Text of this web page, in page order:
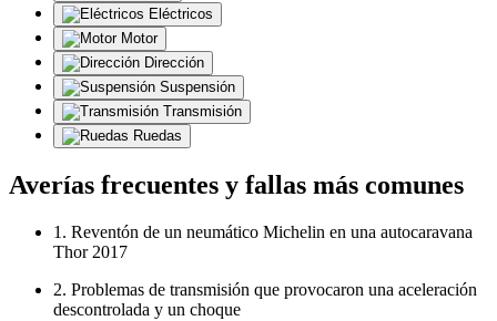
Eléctricos
Motor
Dirección
Suspensión
Transmisión
Ruedas
Averías frecuentes y fallas más comunes
1. Reventón de un neumático Michelin en una autocaravana
Thor 2017
2. Problemas de transmisión que provocaron una aceleración
descontrolada y un choque